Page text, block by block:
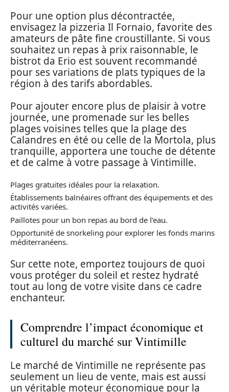
Pour une option plus décontractée,
envisagez la pizzeria Il Fornaio, favorite des
amateurs de pâte fine croustillante. Si vous
souhaitez un repas à prix raisonnable, le
bistrot da Erio est souvent recommandé
pour ses variations de plats typiques de la
région à des tarifs abordables.
Pour ajouter encore plus de plaisir à votre
journée, une promenade sur les belles
plages voisines telles que la plage des
Calandres en été ou celle de la Mortola, plus
tranquille, apportera une touche de détente
et de calme à votre passage à Vintimille.
Plages gratuites idéales pour la relaxation.
Établissements balnéaires offrant des équipements et des
activités variées.
Paillotes pour un bon repas au bord de l’eau.
Opportunité de snorkeling pour explorer les fonds marins
méditerranéens.
Sur cette note, emportez toujours de quoi
vous protéger du soleil et restez hydraté
tout au long de votre visite dans ce cadre
enchanteur.
Comprendre l’impact économique et
culturel du marché sur Vintimille
Le marché de Vintimille ne représente pas
seulement un lieu de vente, mais est aussi
un véritable moteur économique pour la